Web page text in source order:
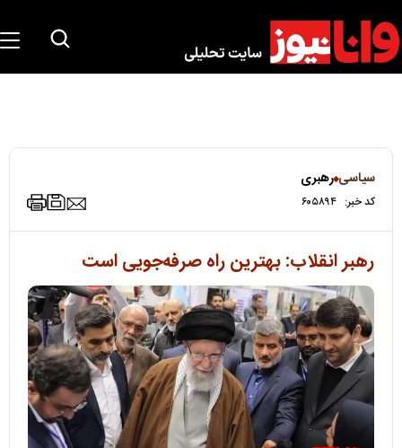
سیاسی رهبری
کد خبر: ۶۰۵۸۹۴
رهبر انقلاب:‌ بهترین راه صرفه‌جویی است